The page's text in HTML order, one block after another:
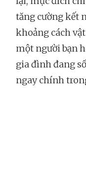
tăng cường kết
khoảng cách
một người bạn
gia đình đang
ngay chính